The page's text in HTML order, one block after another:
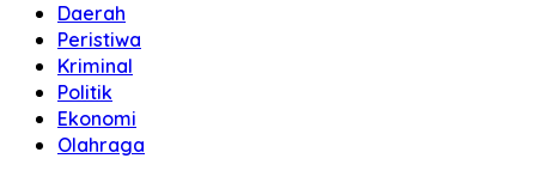
Daerah
Peristiwa
Kriminal
Politik
Ekonomi
Olahraga